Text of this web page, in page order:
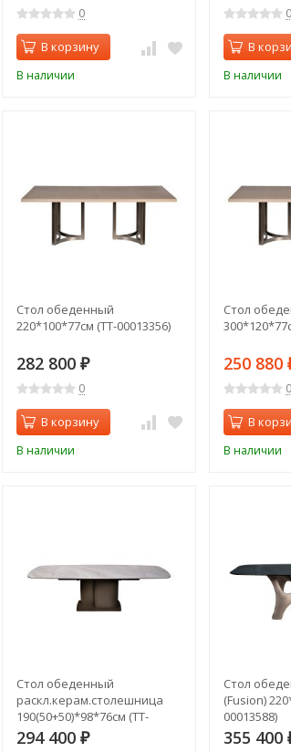
0
В корзину
В наличии
0
В
В наличии
Стол обеденный
220*100*77см (TT-00013356)
282 800₽
0
В корзину
В наличии
Стол
250 880
0
В
В наличии
Стол обеденный
раскл.керам.столешница
190(50+50)*98*76см (TT-
00013585)
294 400₽
Стол
(Fusion)
00013588)
355 400